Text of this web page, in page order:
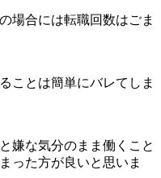
場合には転職回数はごま
ことは簡単にバレてしま
嫌な気分のまま働くこと
った方が良いと思いま